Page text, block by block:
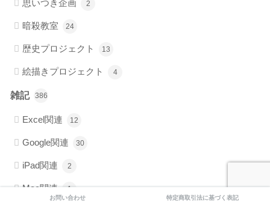
思いつき企画 2
暗殺教室 24
歴史プロジェクト 13
絵描きプロジェクト 4
雑記 386
Excel関連 12
Google関連 30
iPad関連 2
Mac関連 1
お問い合わせ 特定商取引法に基づく表記